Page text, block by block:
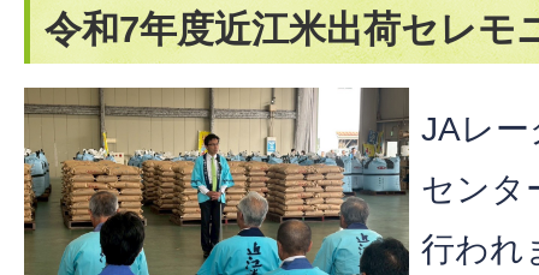
令和7年度近江米出荷セレモ
JAレー
センタ
行われ